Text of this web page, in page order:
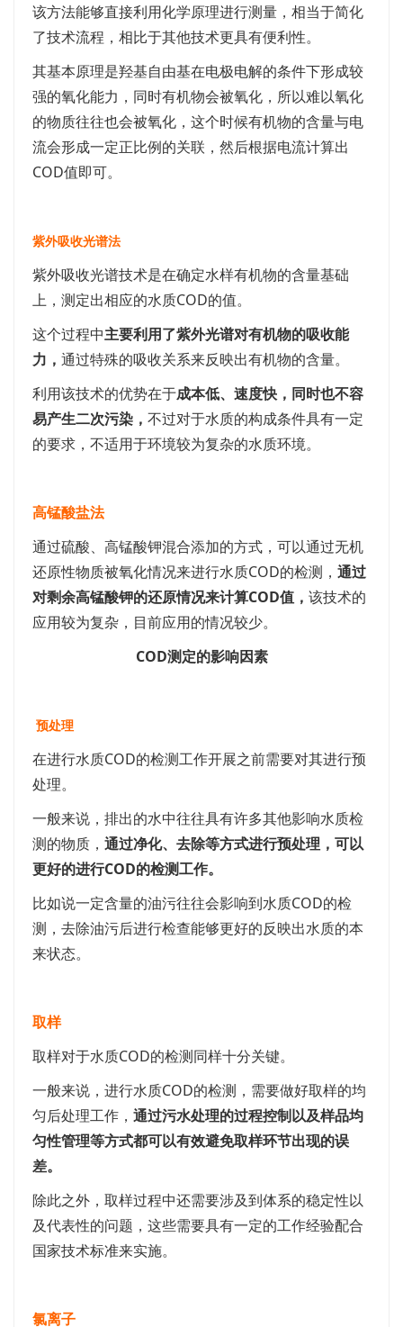
该方法能够直接利用化学原理进行测量，相当于简化
了技术流程，相比于其他技术更具有便利性。
其基本原理是羟基自由基在电极电解的条件下形成较
强的氧化能力，同时有机物会被氧化，所以难以氧化
的物质往往也会被氧化，这个时候有机物的含量与电
流会形成一定正比例的关联，然后根据电流计算出
COD值即可。
紫外吸收光谱法
紫外吸收光谱技术是在确定水样有机物的含量基础
上，测定出相应的水质COD的值。
这个过程中主要利用了紫外光谱对有机物的吸收能
力， 通过特殊的吸收关系来反映出有机物的含量。
利用该技术的优势在于成本低、速度快，同时也不容
易产生二次污染， 不过对于水质的构成条件具有一定
的要求，不适用于环境较为复杂的水质环境。
高锰酸盐法
通过硫酸、高锰酸钾混合添加的方式，可以通过无机
还原性物质被氧化情况来进行水质COD的检测， 通过
对剩余高锰酸钾的还原情况来计算COD值， 该技术的
应用较为复杂，目前应用的情况较少。
COD测定的影响因素
预处理
在进行水质COD的检测工作开展之前需要对其进行预
处理。
一般来说，排出的水中往往具有许多其他影响水质检
测的物质， 通过净化、去除等方式进行预处理，可以
更好的进行COD的检测工作。
比如说一定含量的油污往往会影响到水质COD的检
测，去除油污后进行检查能够更好的反映出水质的本
来状态。
取样
取样对于水质COD的检测同样十分关键。
一般来说，进行水质COD的检测，需要做好取样的均
匀后处理工作， 通过污水处理的过程控制以及样品均
匀性管理等方式都可以有效避免取样环节出现的误
差。
除此之外，取样过程中还需要涉及到体系的稳定性以
及代表性的问题，这些需要具有一定的工作经验配合
国家技术标准来实施。
氯离子